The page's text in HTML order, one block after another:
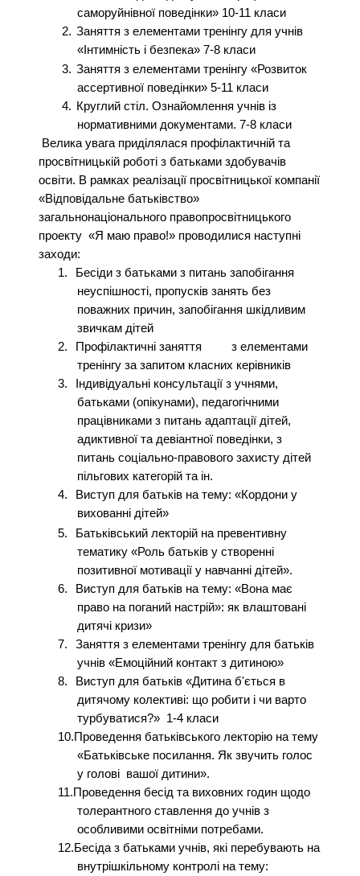
саморуйнівної поведінки» 10-11 класи
2. Заняття з елементами тренінгу для учнів
«Інтимність і безпека» 7-8 класи
3. Заняття з елементами тренінгу «Розвиток
ассертивної поведінки» 5-11 класи
4. Круглий стіл. Ознайомлення учнів із
нормативними документами. 7-8 класи
Велика увага приділялася профілактичній та
просвітницькій роботі з батьками здобувачів
освіти. В рамках реалізації просвітницької компанії
«Відповідальне батьківство»
загальнонаціонального правопросвітницького
проекту «Я маю право!» проводилися наступні
заходи:
1.
Бесіди з батьками з питань запобігання
неуспішності, пропусків занять без
поважних причин, запобігання шкідливим
звичкам дітей
2.
Профілактичні заняття
з елементами
тренінгу за запитом класних керівників
3.
Індивідуальні консультації з учнями,
батьками (опікунами), педагогічними
працівниками з питань адаптації дітей,
адиктивної та девіантної поведінки, з
питань соціально-правового захисту дітей
пільгових категорій та ін.
4.
Виступ для батьків на тему: «Кордони у
вихованні дітей»
5.
Батьківський лекторій на превентивну
тематику «Роль батьків у створенні
позитивної мотивації у навчанні дітей».
6.
Виступ для батьків на тему: «Вона має
право на поганий настрій»: як влаштовані
дитячі кризи»
7.
Заняття з елементами тренінгу для батьків
учнів «Емоційний контакт з дитиною»
8.
Виступ для батьків «Дитина б'ється в
дитячому колективі: що робити і чи варто
турбуватися?» 1-4 класи
10.Проведення батьківського лекторію на тему
«Батьківське посилання. Як звучить голос
у голові вашої дитини».
11.Проведення бесід та виховних годин щодо
толерантного ставлення до учнів з
особливими освітніми потребами.
12.Бесіда з батьками учнів, які перебувають на
внутрішкільному контролі на тему: